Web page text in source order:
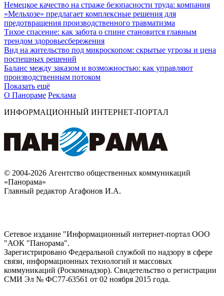
Немецкое качество на страже безопасности труда: компания
«Мельхозе» предлагает комплексные решения для
предотвращения производственного травматизма
Тихое спасение: как забота о спине становится главным
трендом здоровьесбережения
Вид на жительство под микроскопом: скрытые угрозы и цена
поспешных решений
Баланс между заказом и возможностью: как управляют
производственным потоком
Показать ещё
О Панораме Реклама
ИНФОРМАЦИОННЫЙ ИНТЕРНЕТ-ПОРТАЛ
© 2004-2026 Агентство общественных коммуникаций
«Панорама»
Главный редактор Агафонов И.А.
Сетевое издание "Информационный интернет-портал ООО
"АОК "Панорама".
Зарегистрировано Федеральной службой по надзору в сфере
связи, информационных технологий и массовых
коммуникаций (Роскомнадзор). Cвидетельство о регистрации
СМИ Эл № ФС77-63561 от 02 ноября 2015 года.